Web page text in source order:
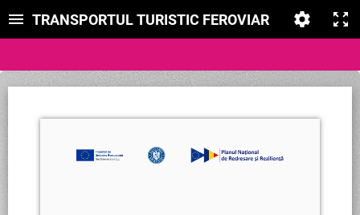
TRANSPORTUL TURISTIC FEROVIAR